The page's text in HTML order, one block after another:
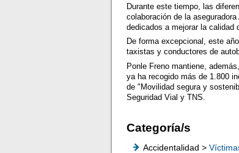
Durante este tiempo, las
colaboración de la
dedicados a mejorar la
De forma excepcional, este
taxistas y conductores de
Ponle Freno mantiene,
ya ha recogido más de 1.800
de "Movilidad segura y
Seguridad Vial y TNS.
Categoría/s
Accidentalidad >